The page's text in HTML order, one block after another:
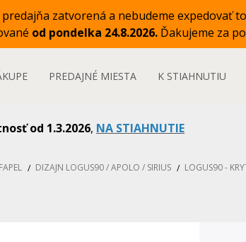
predajňa zatvorená a nebudeme expedovať
od pondelka 24.8.2026. Ďakujeme za
PREDAJNÉ MIESTA K STIAHNUTIU
od 1.3.2026, NA STIAHNUTIE
DIZAJN LOGUS90 / APOLO / SIRIUS LOGUS90 -